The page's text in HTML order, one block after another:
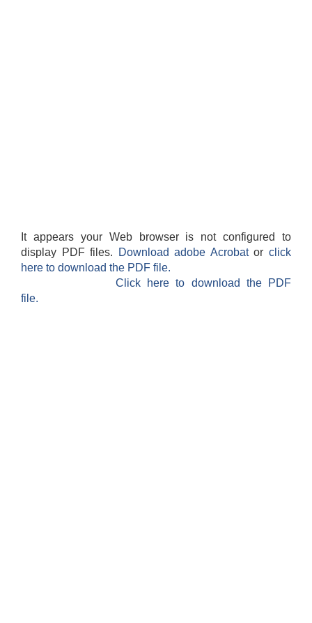
It appears your Web browser is not configured to
display PDF files.
Download adobe Acrobatorclick
here to download the PDF file.
Click here to download the PDF
file.